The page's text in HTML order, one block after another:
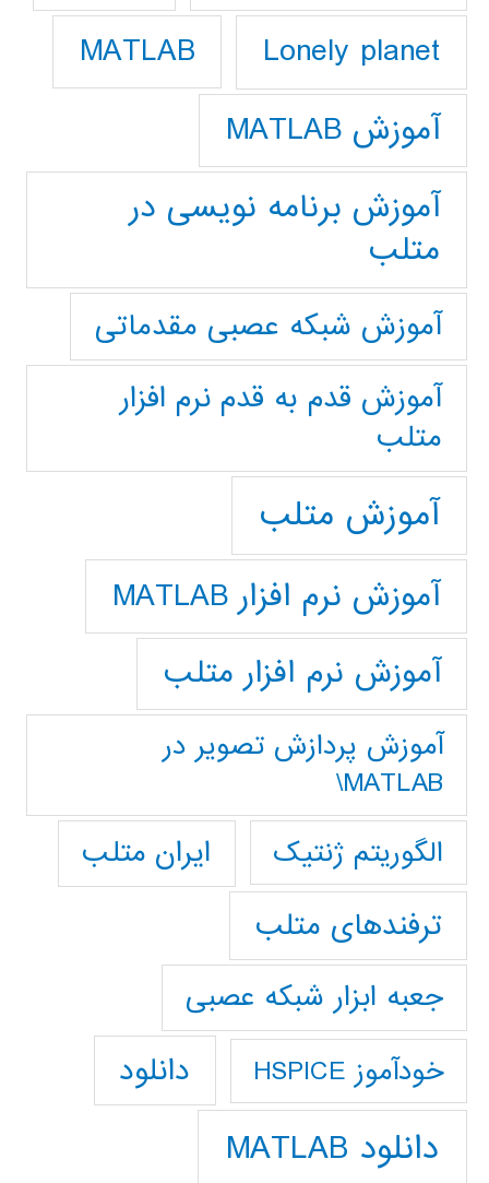
Lonely planet
MATLAB
آموزش MATLAB
آموزش برنامه نویسی در
متلب
آموزش شبکه عصبی مقدماتی
آموزش قدم به قدم نرم افزار
متلب
آموزش متلب
آموزش نرم افزار MATLAB
آموزش نرم افزار متلب
آموزش پردازش تصوير در
MATLAB\
الگوریتم ژنتیک
ایران متلب
ترفندهای متلب
جعبه ابزار شبکه عصبی
خودآموز HSPICE دانلود
دانلود MATLAB